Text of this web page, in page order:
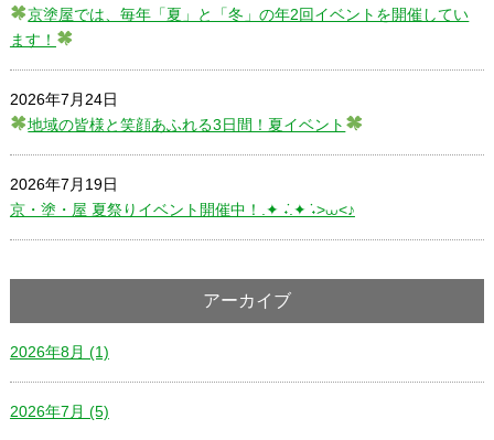
京塗屋では、毎年「夏」と「冬」の年2回イベントを開催してい
ます！
2026年7月24日
地域の皆様と笑顔あふれる3日間！夏イベント
2026年7月19日
京・塗・屋 夏祭りイベント開催中！.✦ ݁˖.✦ ݁˖>⩊<♪
アーカイブ
2026年8月 (1)
2026年7月 (5)